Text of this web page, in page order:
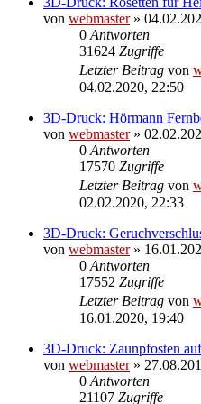
von webmaster»
0 Antworten
31624 Zugriffe
Letzter Beitrag von
04.02.2020, 22:50
3D-Druck: Hörmann
von webmaster»
0 Antworten
17570 Zugriffe
Letzter Beitrag von
02.02.2020, 22:33
3D-Druck:
von webmaster»
0 Antworten
17552 Zugriffe
Letzter Beitrag von
16.01.2020, 19:40
3D-Druck: Zaunpfosten
von webmaster»
0 Antworten
21107 Zugriffe